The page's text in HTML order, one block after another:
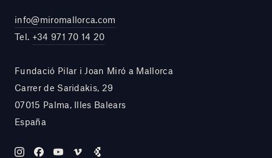
info@miromallorca.com
Tel. +34 971 70 14 20
Fundació Pilar i Joan Miró a Mallorca
Carrer de Saridakis, 29
07015 Palma, Illes Balears
España